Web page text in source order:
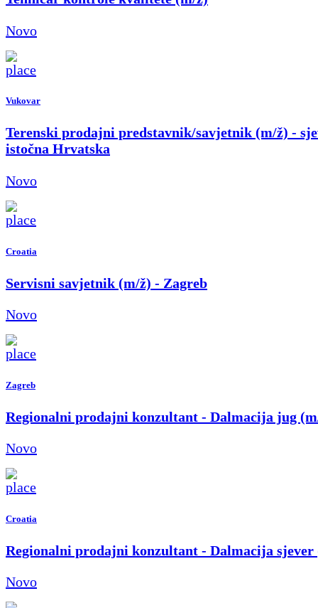
Novo
Vukovar
Terenski prodajni predstavnik/savjetnik (m/ž) -
istočna Hrvatska
Novo
Croatia
Servisni savjetnik (m/ž) - Zagreb
Novo
Zagreb
Regionalni prodajni konzultant - Dalmacija jug
Novo
Croatia
Regionalni prodajni konzultant - Dalmacija sjever
Novo